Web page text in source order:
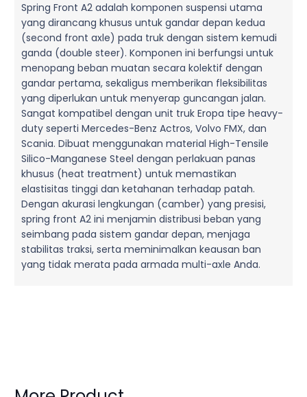
Spring Front A2 adalah komponen suspensi utama
yang dirancang khusus untuk gandar depan kedua
(second front axle) pada truk dengan sistem kemudi
ganda (double steer). Komponen ini berfungsi untuk
menopang beban muatan secara kolektif dengan
gandar pertama, sekaligus memberikan fleksibilitas
yang diperlukan untuk menyerap guncangan jalan.
Sangat kompatibel dengan unit truk Eropa tipe heavy-
duty seperti Mercedes-Benz Actros, Volvo FMX, dan
Scania. Dibuat menggunakan material High-Tensile
Silico-Manganese Steel dengan perlakuan panas
khusus (heat treatment) untuk memastikan
elastisitas tinggi dan ketahanan terhadap patah.
Dengan akurasi lengkungan (camber) yang presisi,
spring front A2 ini menjamin distribusi beban yang
seimbang pada sistem gandar depan, menjaga
stabilitas traksi, serta meminimalkan keausan ban
yang tidak merata pada armada multi-axle Anda.